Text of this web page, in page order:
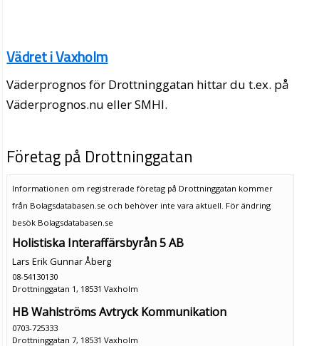
Vädret i Vaxholm
Väderprognos för Drottninggatan hittar du t.ex. på
Väderprognos.nu eller SMHI.
Företag på Drottninggatan
Informationen om registrerade företag på Drottninggatan kommer
från Bolagsdatabasen.se och behöver inte vara aktuell. För ändring
besök Bolagsdatabasen.se
Holistiska Interaffärsbyrån 5 AB
Lars Erik Gunnar Åberg
08-54130130
Drottninggatan 1, 18531 Vaxholm
HB Wahlströms Avtryck Kommunikation
0703-725333
Drottninggatan 7, 18531 Vaxholm